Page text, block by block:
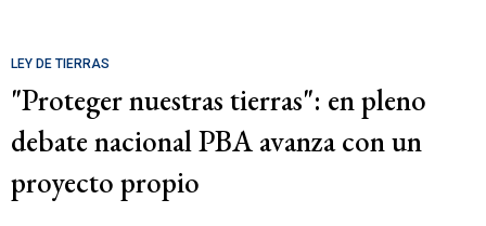
LEY DE TIERRAS
"Proteger nuestras tierras": en pleno
debate nacional PBA avanza con un
proyecto propio